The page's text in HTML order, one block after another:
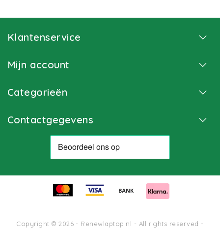
Klantenservice
Mijn account
Categorieën
Contactgegevens
Copyright © 2026 - Renewlaptop.nl - All rights reserved -